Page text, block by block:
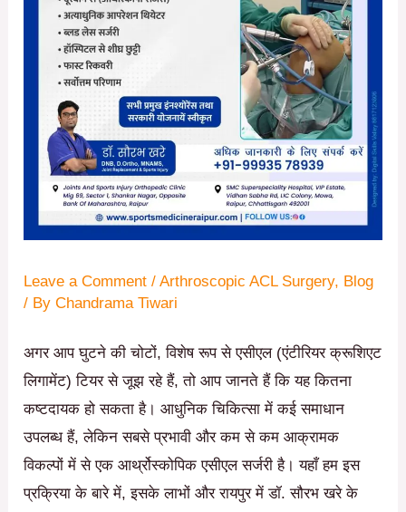
Leave a Comment /Arthroscopic ACL Surgery, Blog
/ ByChandrama Tiwari
अगर आप घुटने की चोटों, विशेष रूप से एसीएल (एंटीरियर क्रूशिएट
लिगामेंट) टियर से जूझ रहे हैं, तो आप जानते हैं कि यह कितना
कष्टदायक हो सकता है। आधुनिक चिकित्सा में कई समाधान
उपलब्ध हैं, लेकिन सबसे प्रभावी और कम से कम आक्रामक
विकल्पों में से एक आर्थ्रोस्कोपिक एसीएल सर्जरी है। यहाँ हम इस
प्रक्रिया के बारे में, इसके लाभों और रायपुर में डॉ. सौरभ खरे के